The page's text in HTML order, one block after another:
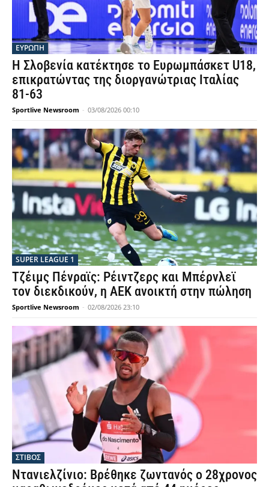
ΕΥΡΩΠΗ
Η Σλοβενία κατέκτησε το Ευρωμπάσκετ U18,
επικρατώντας της διοργανώτριας Ιταλίας
81-63
Sportlive Newsroom - 03/08/2026 00:10
SUPER LEAGUE 1
Τζέιμς Πένραϊς: Ρέιντζερς και Μπέρνλεϊ
τον διεκδικούν, η ΑΕΚ ανοικτή στην πώληση
Sportlive Newsroom - 02/08/2026 23:10
ΣΤΙΒΟΣ
Ντανιελζίνιο: Βρέθηκε ζωντανός ο 28χρονος